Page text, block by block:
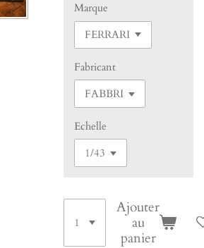
Marque
Fabricant
Echelle
Ajouter
au
panier